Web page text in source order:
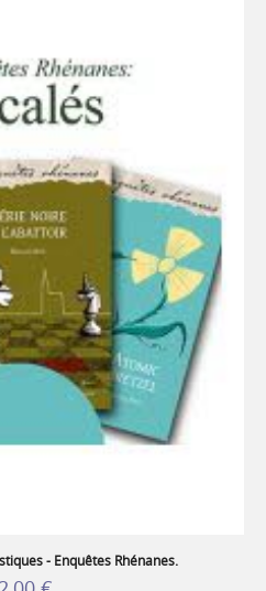
- Enquêtes Rhénanes.